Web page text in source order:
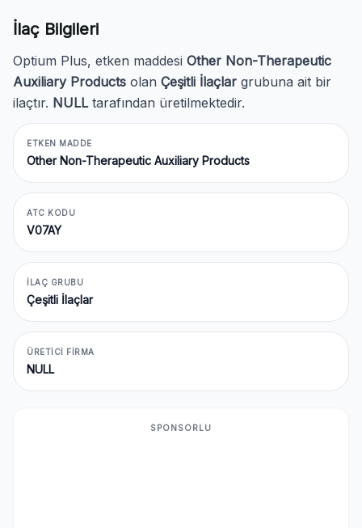
İlaç Bilgileri
Optium Plus, etken maddesi Other Non-Therapeutic
Auxiliary Products olan Çeşitli İlaçlar grubuna ait bir
ilaçtır. NULLtarafından üretilmektedir.
ETKEN MADDE
Other Non-Therapeutic Auxiliary Products
ATC KODU
V07AY
İLAÇ GRUBU
Çeşitli İlaçlar
ÜRETICI FIRMA
NULL
SPONSORLU